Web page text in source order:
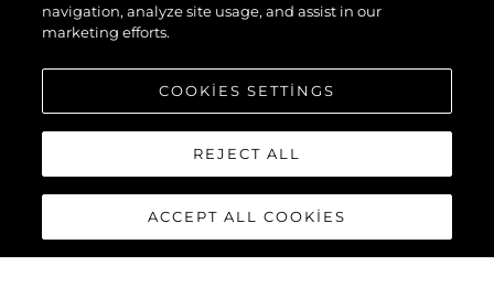
Resim Yükleme Bölümü
DETAYLARIN
navigation, analyze site usage, and assist in our
marketing efforts.
COOKIES SETTINGS
REJECT ALL
ACCEPT ALL COOKIES